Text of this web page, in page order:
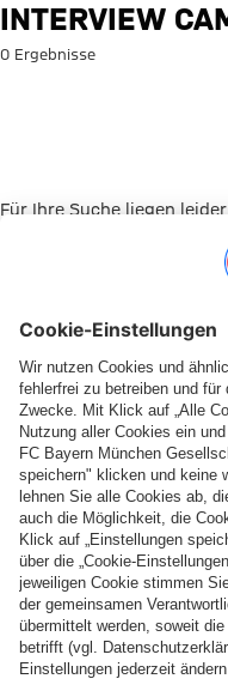
Suche:
INTERVIEW
0 Ergebnisse
Für Ihre Suche liegen
Basketball Frauen Handball